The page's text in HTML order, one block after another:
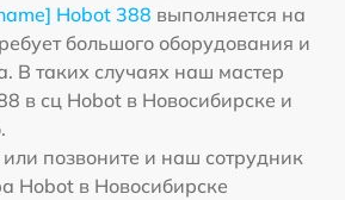
Hobot 388 выполняется на
большого оборудования и
В таких случаях наш мастер
в сц Hobot в Новосибирске и
позвоните и наш сотрудник
Hobot в Новосибирске